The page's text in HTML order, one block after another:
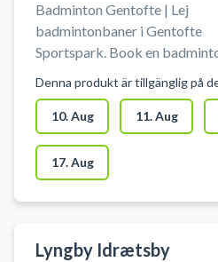
Badminton Gentofte | Lej
badmintonbaner i Gentofte
Sportspark. Book en
Gentofte. Badmintonbanen
benyttes til ekstra træning,
træning eller kammeratlig
sportslig hygge. Du booker for 2-
4 personer pr. bane. Der kan
bookes op til 4 baner ved
Denna produkt är tillgänglig på
10. Aug 11. Aug
17. Aug
Lyngby Idrætsby